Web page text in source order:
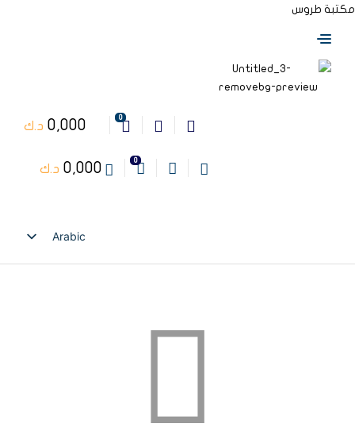
مكتبة طروس
0
0,000 د.ك
0
0,000 د.ك
Arabic
English